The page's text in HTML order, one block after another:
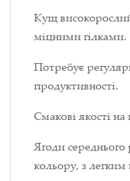
Кущ
міцними гілками.
Потребує
продуктивності.
Смакові якості на
Ягоди
кольору, з